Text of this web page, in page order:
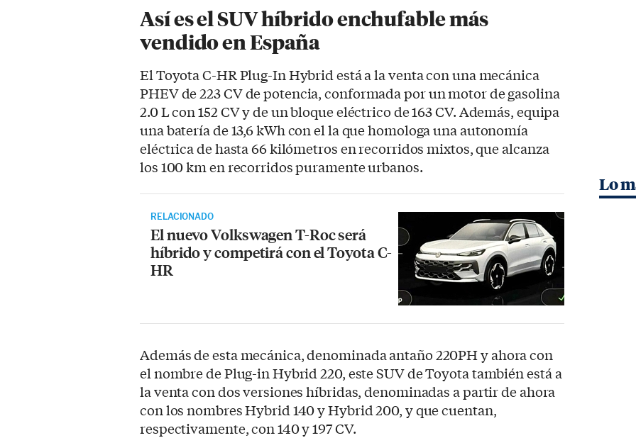
Así es el SUV híbrido enchufable más
vendido en España
El Toyota C-HR Plug-In Hybrid está a la venta con una mecánica
PHEV de 223 CV de potencia, conformada por un motor de gasolina
2.0 L con 152 CV y de un bloque eléctrico de 163 CV. Además, equipa
una batería de 13,6 kWh con el la que homologa una autonomía
eléctrica de hasta 66 kilómetros en recorridos mixtos, que alcanza
los 100 km en recorridos puramente urbanos.
RELACIONADO
El nuevo Volkswagen T-Roc será
híbrido y competirá con el Toyota C-
HR
Además de esta mecánica, denominada antaño 220PH y ahora con
el nombre de Plug-in Hybrid 220, este SUV de Toyota también está a
la venta con dos versiones híbridas, denominadas a partir de ahora
con los nombres Hybrid 140 y Hybrid 200, y que cuentan,
respectivamente, con 140 y 197 CV.
Lo